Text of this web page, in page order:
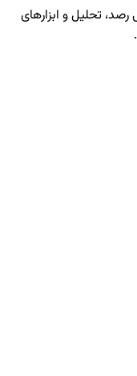
تحلیل و ابزارهای